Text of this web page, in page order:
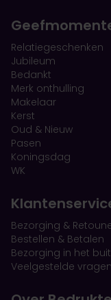
Relatiegeschenken
Jubileum
Bedankt
Merk onthulling
Makelaar
Kerst
Oud & Nieuw
Pasen
Koningsdag
WK
Bezorging &
Bestellen & Betalen
Bezorging in het
Veelgestelde vragen